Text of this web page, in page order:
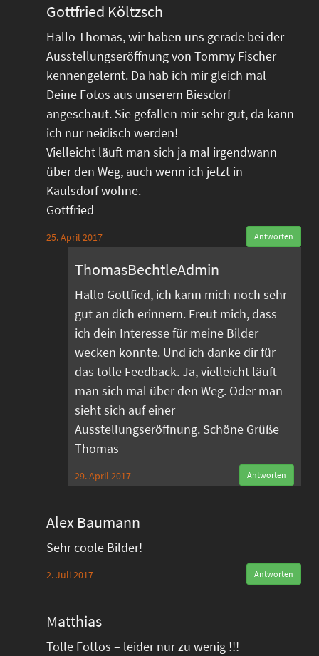
Gottfried Költzsch
Hallo Thomas, wir haben uns gerade bei der
Ausstellungseröffnung von Tommy Fischer
kennengelernt. Da hab ich mir gleich mal
Deine Fotos aus unserem Biesdorf
angeschaut. Sie gefallen mir sehr gut, da kann
ich nur neidisch werden!
Vielleicht läuft man sich ja mal irgendwann
über den Weg, auch wenn ich jetzt in
Kaulsdorf wohne.
Gottfried
25. April 2017 Antworten
ThomasBechtleAdmin
Hallo Gottfied, ich kann mich noch sehr
gut an dich erinnern. Freut mich, dass
ich dein Interesse für meine Bilder
wecken konnte. Und ich danke dir für
das tolle Feedback. Ja, vielleicht läuft
man sich mal über den Weg. Oder man
sieht sich auf einer
Ausstellungseröffnung. Schöne Grüße
Thomas
29. April 2017 Antworten
Alex Baumann
Sehr coole Bilder!
2. Juli 2017 Antworten
Matthias
Tolle Fottos – leider nur zu wenig !!!